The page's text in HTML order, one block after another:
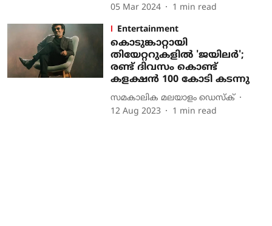
05 Mar 2024
1 min read
Entertainment
കൊടുങ്കാറ്റായി
തിയേറ്ററുകളിൽ 'ജയിലർ';
രണ്ട് ദിവസം കൊണ്ട്
കളക്ഷൻ 100 കോടി കടന്നു
സമകാലിക മലയാളം ഡെസ്ക്
12 Aug 2023
1 min read